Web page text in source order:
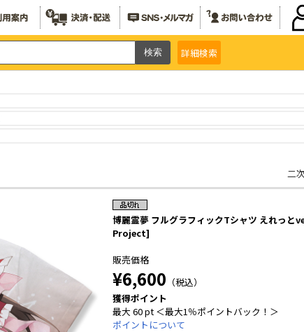
詳細検索
二
博麗霊夢 フルグラフィックTシャツ えれっと
Project]
販売価格
¥6,600 （税込）
獲得ポイント
最大 60 pt ＜最大1％ポイントバック！＞
ポイントについて